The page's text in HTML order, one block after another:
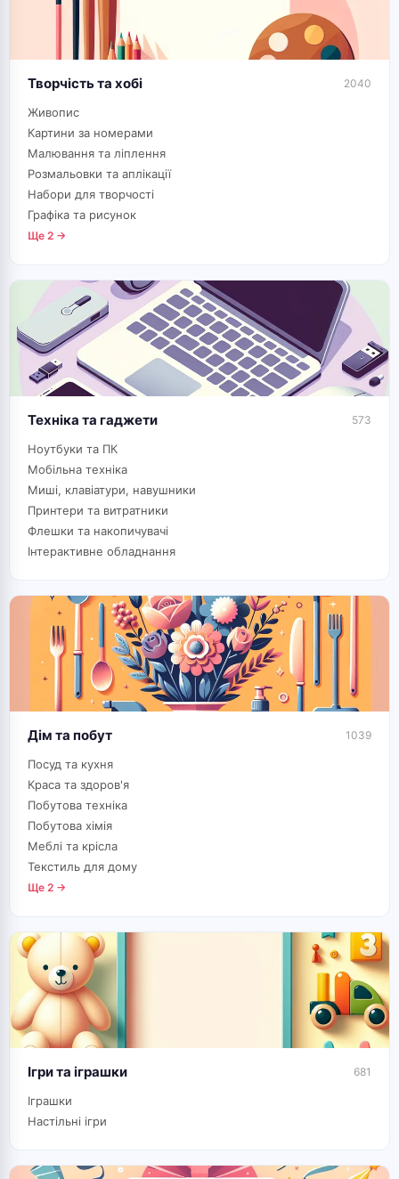
Творчість та хобі 2040
Живопис
Картини за номерами
Малювання та ліплення
Розмальовки та аплікації
Набори для творчості
Графіка та рисунок
Ще 2 →
Техніка та гаджети 573
Ноутбуки та ПК
Мобільна техніка
Миші, клавіатури, навушники
Принтери та витратники
Флешки та накопичувачі
Інтерактивне обладнання
Дім та побут 1039
Посуд та кухня
Краса та здоров'я
Побутова техніка
Побутова хімія
Меблі та крісла
Текстиль для дому
Ще 2 →
Ігри та іграшки 681
Іграшки
Настільні ігри